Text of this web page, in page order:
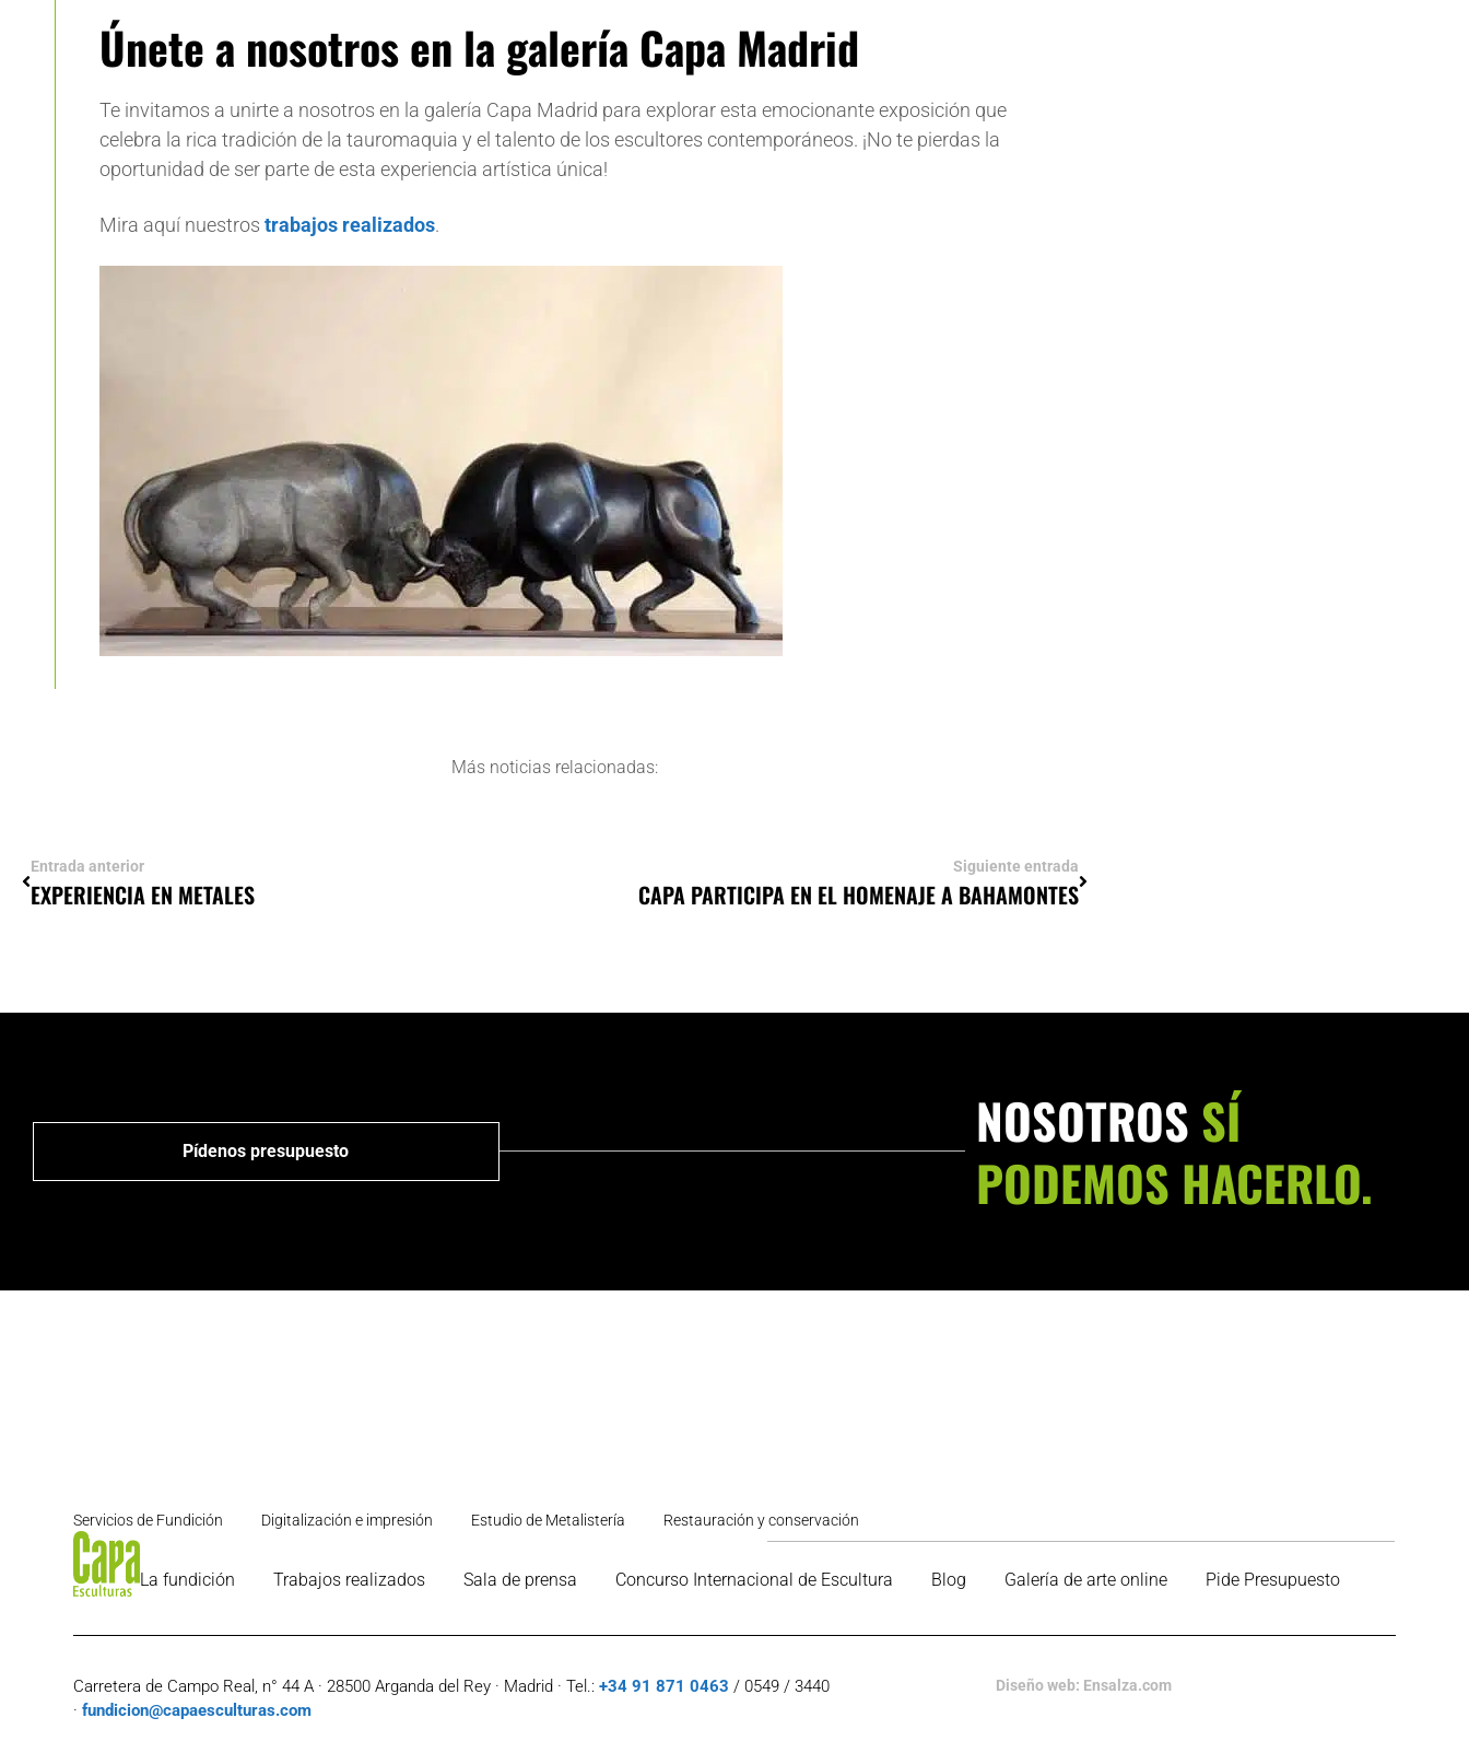
Únete a nosotros en la galería Capa Madrid
Te invitamos a unirte a nosotros en la galería Capa Madrid para explorar esta emocionante exposición que
celebra la rica tradición de la tauromaquia y el talento de los escultores contemporáneos. ¡No te pierdas la
oportunidad de ser parte de esta experiencia artística única!
Mira aquí nuestros trabajos realizados.
Más noticias relacionadas:
Entrada anterior
EXPERIENCIA EN METALES
Siguiente entrada
CAPA PARTICIPA EN EL HOMENAJE A BAHAMONTES
Pídenos presupuesto NOSOTROS SÍ
PODEMOS HACERLO.
Servicios de Fundición Digitalización e impresión Estudio de Metalistería Restauración y conservación
La fundición Trabajos realizados Sala de prensa Concurso Internacional de Escultura Blog Galería de arte online Pide Presupuesto
Carretera de Campo Real, n° 44 A · 28500 Arganda del Rey · Madrid · Tel.:+34 91 871 0463 / 0549 / 3440
·fundicion@capaesculturas.com
Diseño web: Ensalza.com